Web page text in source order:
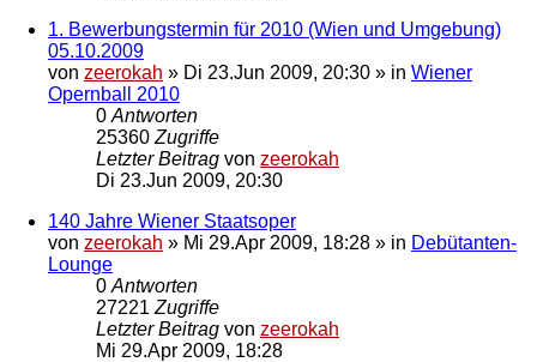
1. Bewerbungstermin für 2010 (Wien und Umgebung)
05.10.2009
von zeerokah » Di 23.Jun 2009, 20:30 » in Wiener
Opernball 2010
0 Antworten
25360 Zugriffe
Letzter Beitrag von zeerokah
Di 23.Jun 2009, 20:30
140 Jahre Wiener Staatsoper
von zeerokah » Mi 29.Apr 2009, 18:28 » in Debütanten-
Lounge
0 Antworten
27221 Zugriffe
Letzter Beitrag von zeerokah
Mi 29.Apr 2009, 18:28